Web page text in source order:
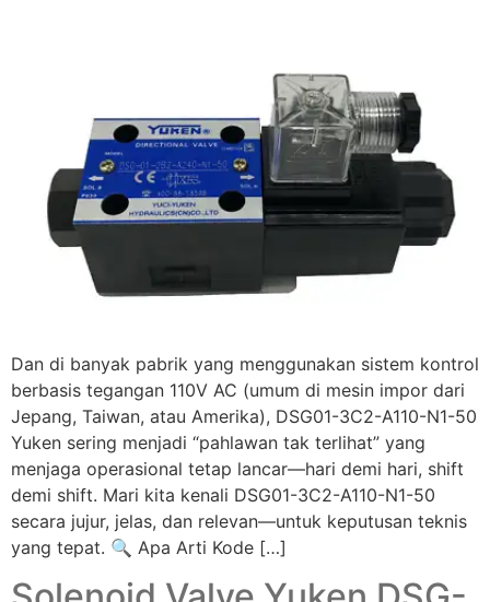
Dan di banyak pabrik yang menggunakan sistem kontrol
berbasis tegangan 110V AC (umum di mesin impor dari
Jepang, Taiwan, atau Amerika), DSG01-3C2-A110-N1-50
Yuken sering menjadi “pahlawan tak terlihat” yang
menjaga operasional tetap lancar—hari demi hari, shift
demi shift. Mari kita kenali DSG01-3C2-A110-N1-50
secara jujur, jelas, dan relevan—untuk keputusan teknis
yang tepat. 🔍 Apa Arti Kode […]